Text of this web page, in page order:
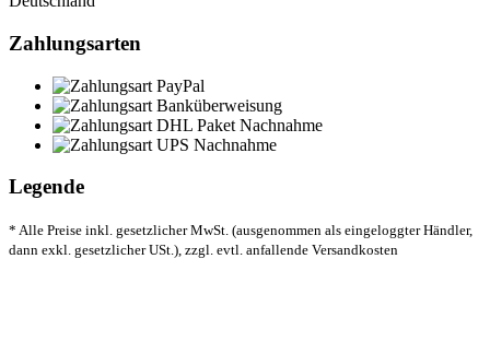
Zahlungsarten
Legende
* Alle Preise inkl. gesetzlicher MwSt. (ausgenommen als eingeloggter Händler,
dann exkl. gesetzlicher USt.), zzgl. evtl. anfallende Versandkosten